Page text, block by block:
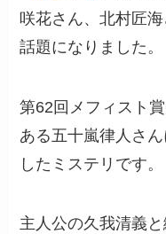
咲花さん、北村匠
話題になりました。
第62回メフィスト
ある五十嵐律人さ
したミステリです。
主人公の久我清義